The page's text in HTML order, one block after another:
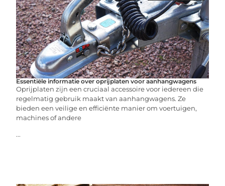
Essentiële informatie over oprijplaten voor aanhangwagens
Oprijplaten zijn een cruciaal accessoire voor iedereen die
regelmatig gebruik maakt van aanhangwagens. Ze
bieden een veilige en efficiënte manier om voertuigen,
machines of andere
...